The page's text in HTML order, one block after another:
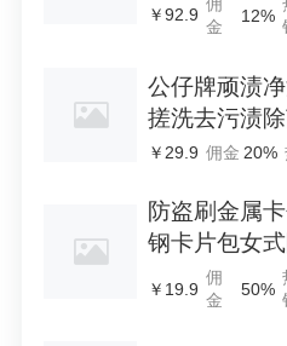
￥92.9
金
12%
公仔牌顽渍
搓洗去污渍
洁净去渍家
￥29.9 佣金 20%
防盗刷金属
钢卡片包女
卡盒卡套
￥19.9
佣
金
50%